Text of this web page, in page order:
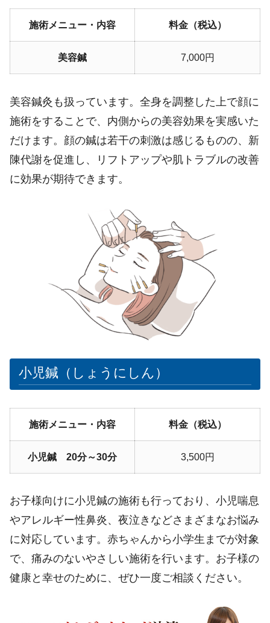
施術メニュー・内容 料金（税込）
美容鍼 7,000円
美容鍼灸も扱っています。全身を調整した上で顔に
施術をすることで、内側からの美容効果を実感いた
だけます。顔の鍼は若干の刺激は感じるものの、新
陳代謝を促進し、リフトアップや肌トラブルの改善
に効果が期待できます。
小児鍼（しょうにしん）
施術メニュー・内容 料金（税込）
小児鍼 20分～30分 3,500円
お子様向けに小児鍼の施術も行っており、小児喘息
やアレルギー性鼻炎、夜泣きなどさまざまなお悩み
に対応しています。赤ちゃんから小学生までが対象
で、痛みのないやさしい施術を行います。お子様の
健康と幸せのために、ぜひ一度ご相談ください。